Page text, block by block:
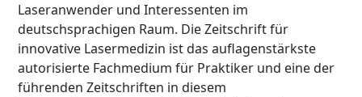
Laseranwender und Interessenten im
deutschsprachigen Raum. Die Zeitschrift für
innovative Lasermedizin ist das auflagenstärkste
autorisierte Fachmedium für Praktiker und eine der
führenden Zeitschriften in diesem